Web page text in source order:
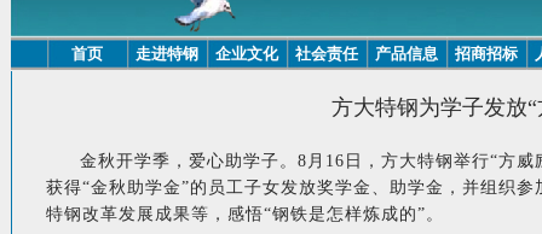
首页 走进特钢 企业文化 社会责任 产品信息 招商招标
方大特钢为学子发放
金秋开学季，爱心助学子。8月16日，方大特钢举行“方
获得“金秋助学金”的员工子女发放奖学金、助学金，并组织
特钢改革发展成果等，感悟“钢铁是怎样炼成的”。